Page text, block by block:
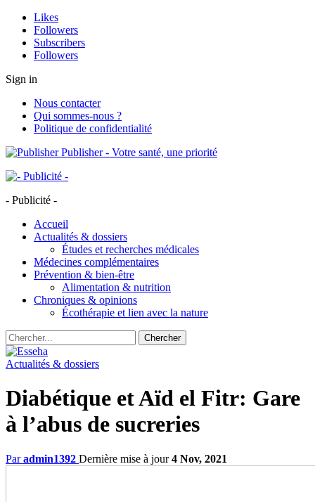
Likes
Followers
Subscribers
Followers
Sign in
Nous contacter
Qui sommes-nous ?
Politique de confidentialité
Publisher - Votre santé, une priorité
- Publicité -
Accueil
Actualités & dossiers
Études et recherches médicales
Médecines complémentaires
Prévention & bien-être
Alimentation & nutrition
Chroniques & opinions
Écothérapie et lien avec la nature
Actualités & dossiers
Diabétique et Aïd el Fitr: Gare
à l’abus de sucreries
Paradmin1392 Dernière mise à jour4 Nov, 2021